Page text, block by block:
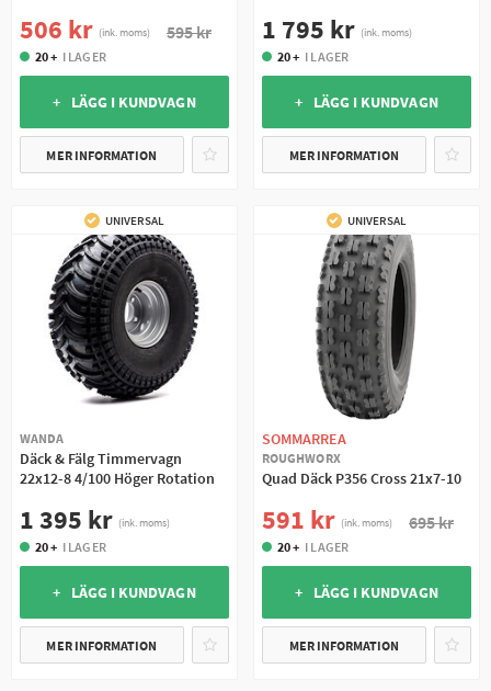
506 kr (ink. moms) 595 kr
20 + I LAGER
+ LÄGG I KUNDVAGN
MER INFORMATION
1 795 kr (ink. moms)
20 + I LAGER
+ LÄGG I KUNDVAGN
MER INFORMATION
UNIVERSAL
WANDA
Däck & Fälg Timmervagn
22x12-8 4/100 Höger Rotation
1 395 kr (ink. moms)
20 + I LAGER
+ LÄGG I KUNDVAGN
MER INFORMATION
UNIVERSAL
SOMMARREA
ROUGHWORX
Quad Däck P356 Cross 21x7-10
591 kr (ink. moms) 695 kr
20 + I LAGER
+ LÄGG I KUNDVAGN
MER INFORMATION